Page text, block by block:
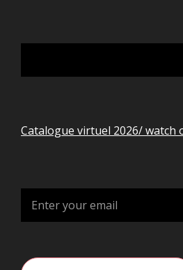
Search
Catalogue virtuel 2026/ watch